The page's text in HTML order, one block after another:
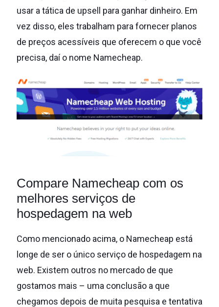
usar a tática de upsell para ganhar dinheiro. Em
vez disso, eles trabalham para fornecer planos
de preços acessíveis que oferecem o que você
precisa, daí o nome Namecheap.
Compare Namecheap com os
melhores serviços de
hospedagem na web
Como mencionado acima, o Namecheap está
longe de ser o único serviço de hospedagem na
web. Existem outros no mercado de que
gostamos mais – uma conclusão a que
chegamos depois de muita pesquisa e tentativa